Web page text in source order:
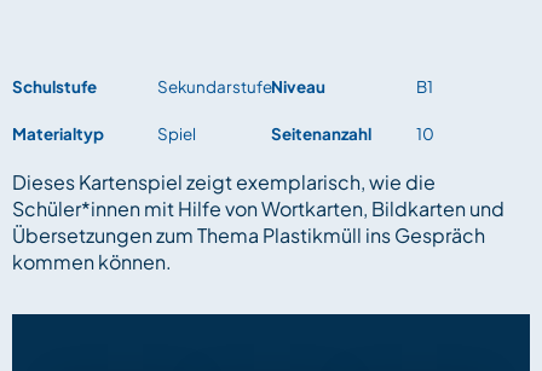
Schulstufe Sekundarstufe
Materialtyp Spiel
Niveau B1
Seitenanzahl 10
Dieses Kartenspiel zeigt exemplarisch, wie die
Schüler*innen mit Hilfe von Wortkarten, Bildkarten und
Übersetzungen zum Thema Plastikmüll ins Gespräch
kommen können.